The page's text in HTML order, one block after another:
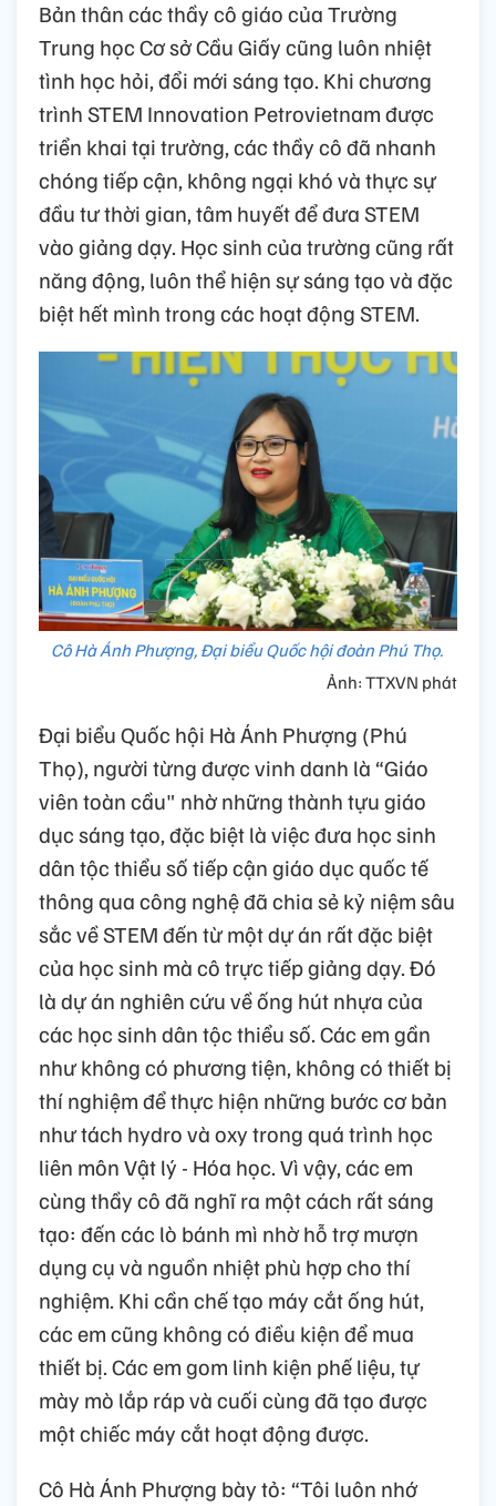
Bản thân các thầy cô giáo của Trường
Trung học Cơ sở Cầu Giấy cũng luôn nhiệt
tình học hỏi, đổi mới sáng tạo. Khi chương
trình STEM Innovation Petrovietnam được
triển khai tại trường, các thầy cô đã nhanh
chóng tiếp cận, không ngại khó và thực sự
đầu tư thời gian, tâm huyết để đưa STEM
vào giảng dạy. Học sinh của trường cũng rất
năng động, luôn thể hiện sự sáng tạo và đặc
biệt hết mình trong các hoạt động STEM.
Cô Hà Ánh Phượng, Đại biểu Quốc hội đoàn Phú Thọ.
Ảnh: TTXVN phát
Đại biểu Quốc hội Hà Ánh Phượng (Phú
Thọ), người từng được vinh danh là “Giáo
viên toàn cầu" nhờ những thành tựu giáo
dục sáng tạo, đặc biệt là việc đưa học sinh
dân tộc thiểu số tiếp cận giáo dục quốc tế
thông qua công nghệ đã chia sẻ kỷ niệm sâu
sắc về STEM đến từ một dự án rất đặc biệt
của học sinh mà cô trực tiếp giảng dạy. Đó
là dự án nghiên cứu về ống hút nhựa của
các học sinh dân tộc thiểu số. Các em gần
như không có phương tiện, không có thiết bị
thí nghiệm để thực hiện những bước cơ bản
như tách hydro và oxy trong quá trình học
liên môn Vật lý - Hóa học. Vì vậy, các em
cùng thầy cô đã nghĩ ra một cách rất sáng
tạo: đến các lò bánh mì nhờ hỗ trợ mượn
dụng cụ và nguồn nhiệt phù hợp cho thí
nghiệm. Khi cần chế tạo máy cắt ống hút,
các em cũng không có điều kiện để mua
thiết bị. Các em gom linh kiện phế liệu, tự
mày mò lắp ráp và cuối cùng đã tạo được
một chiếc máy cắt hoạt động được.
Cô Hà Ánh Phượng bày tỏ: “Tôi luôn nhớ